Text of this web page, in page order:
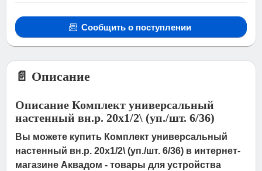
Сообщить о поступлении
📄 Описание
Описание Комплект универсальный
настенный вн.р. 20х1/2\ (уп./шт. 6/36)
Вы можете купить Комплект универсальный
настенный вн.р. 20х1/2\ (уп./шт. 6/36) в интернет-
магазине Аквадом - товары для устройства